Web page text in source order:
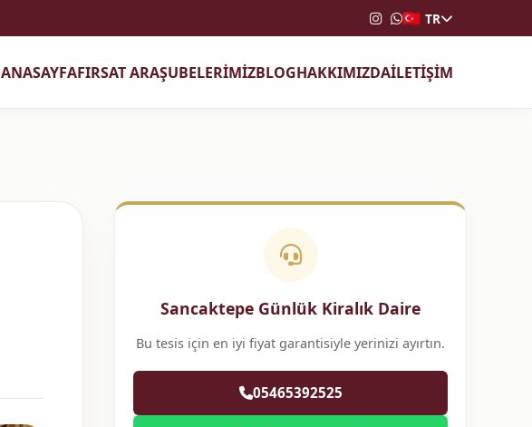
TR
ANASAYFAFIRSAT ARAŞUBELERİMİZBLOGHAKKIMIZDAİLETİŞİM
Sancaktepe Günlük Kiralık Daire
Bu tesis için en iyi fiyat garantisiyle yerinizi ayırtın.
05465392525